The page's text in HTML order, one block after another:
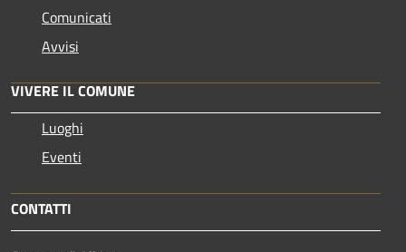
Comunicati
Avvisi
VIVERE IL COMUNE
Luoghi
Eventi
CONTATTI